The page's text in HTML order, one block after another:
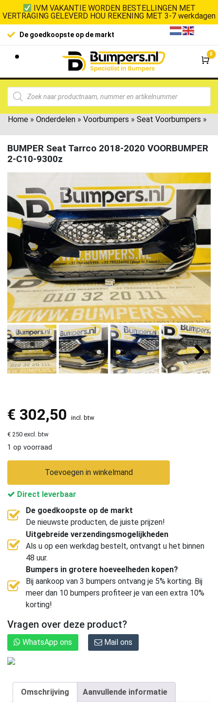
IVM VAKANTIE WORDEN BESTELLINGEN MET
VERTRAGING GELEVERD HOU REKENING MET 3-7 werkdagen
De goedkoopste op de markt
0
Home » Onderdelen » Voorbumpers » Seat Voorbumpers »
BUMPER Seat Tarrco 2018-2020 VOORBUMPER
2-C10-9300z
€ 302,50 incl. btw
€ 250 excl. btw
1 op voorraad
Toevoegen in winkelmand
Direct leverbaar
De goedkoopste op de markt
De nieuwste producten, de juiste prijzen!
Uitgebreide verzendingsmogelijkheden
Als u op een werkdag bestelt, ontvangt u het binnen
48 uur.
Bumpers in grotere hoeveelheden kopen?
Bij aankoop van 3 bumpers ontvang je 5% korting. Bij
meer dan 10 bumpers profiteer je van een extra 10%
korting!
Vragen over deze product?
WhatsApp ons Mail ons
Omschrijving Aanvullende informatie